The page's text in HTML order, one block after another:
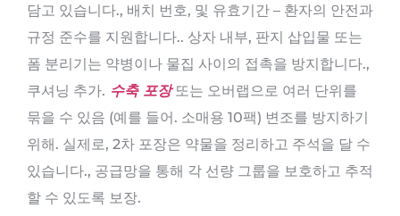
담고 있습니다., 배치 번호, 및 유효기간 – 환자의 안전과
규정 준수를 지원합니다.. 상자 내부, 판지 삽입물 또는
폼 분리기는 약병이나 물집 사이의 접촉을 방지합니다.,
쿠셔닝 추가. 수축 포장또는 오버랩으로 여러 단위를
묶을 수 있음 (예를 들어. 소매용 10팩) 변조를 방지하기
위해. 실제로, 2차 포장은 약물을 정리하고 주석을 달 수
있습니다., 공급망을 통해 각 선량 그룹을 보호하고 추적
할 수 있도록 보장.